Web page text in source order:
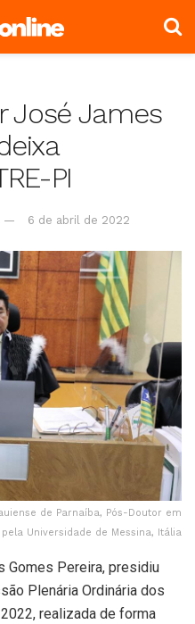
José James
PI
6 de abril de 2022
de Parnaíba, Pós-Doutor em
pela Universidade de Messina, Itália
Gomes Pereira, presidiu
Plenária Ordinária dos
realizada de forma